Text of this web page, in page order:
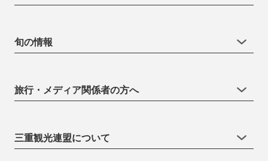
旬の情報
旅行・メディア関係者の方へ
三重観光連盟について